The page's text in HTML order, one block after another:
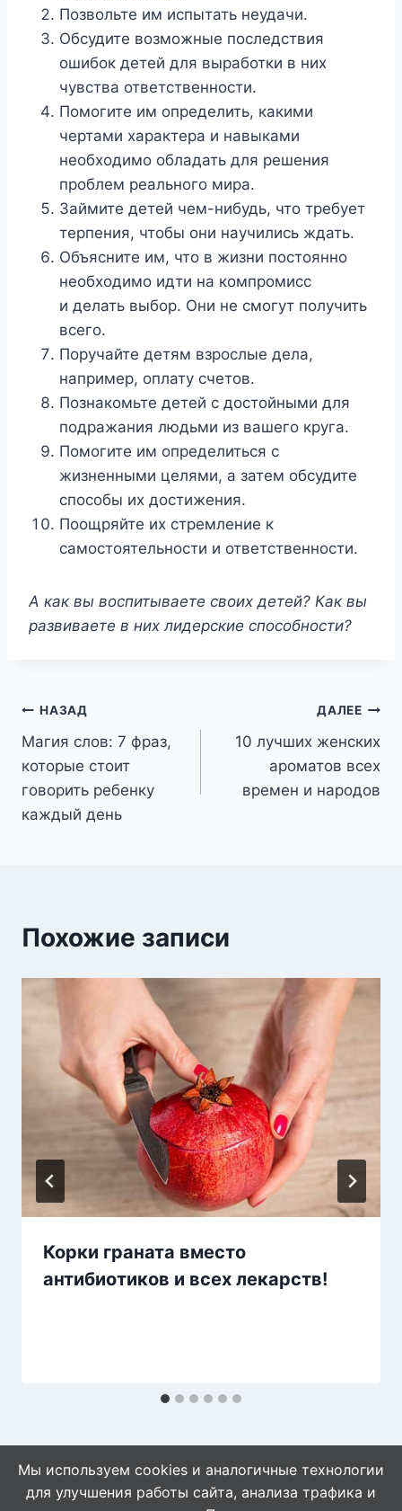
Позвольте им испытать неудачи.
Обсудите возможные последствия
ошибок детей для выработки в них
чувства ответственности.
Помогите им определить, какими
чертами характера и навыками
необходимо обладать для решения
проблем реального мира.
Займите детей чем-нибудь, что требует
терпения, чтобы они научились ждать.
Объясните им, что в жизни постоянно
необходимо идти на компромисс
и делать выбор. Они не смогут получить
всего.
Поручайте детям взрослые дела,
например, оплату счетов.
Познакомьте детей с достойными для
подражания людьми из вашего круга.
Помогите им определиться с
жизненными целями, а затем обсудите
способы их достижения.
Поощряйте их стремление к
самостоятельности и ответственности.
А как вы воспитываете своих детей? Как вы
развиваете в них лидерские способности?
Навигация
по
записям
НАЗАД
Магия слов: 7 фраз,
которые стоит
говорить ребенку
каждый день
ДАЛЕЕ
10 лучших женских
ароматов всех
времен и народов
Похожие записи
Корки граната вместо
антибиотиков и всех лекарств!
Мы используем cookies и аналогичные технологии
для улучшения работы сайта, анализа трафика и